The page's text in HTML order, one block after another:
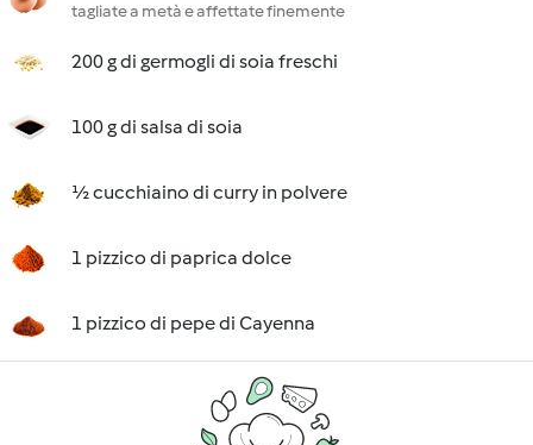
tagliate a metà e affettate finemente
200 g di germogli di soia freschi
100 g di salsa di soia
½ cucchiaino di curry in polvere
1 pizzico di paprica dolce
1 pizzico di pepe di Cayenna